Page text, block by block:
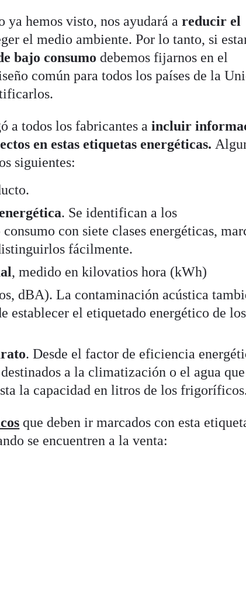
ya hemos visto, nos ayudará areducir el
el medio ambiente. Por lo tanto, si
bajo consumo debemos fijarnos en el
común para todos los países de la
a todos los fabricantes aincluir
en estas etiquetas energéticas.
siguientes:
. Se identifican a los
con siete clases energéticas,
fácilmente.
, medido en kilovatios hora (kWh)
dBA). La contaminación acústica
establecer el etiquetado energético de los
. Desde el factor de eficiencia
a la climatización o el agua que
la capacidad en litros de los
que deben ir marcados con esta
se encuentren a la venta: